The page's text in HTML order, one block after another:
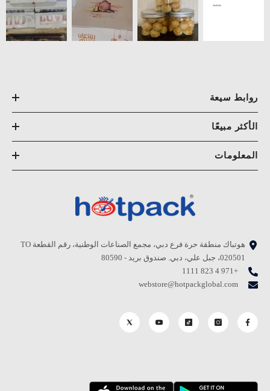
روابط سيعة
الأكثر مبيعًا
المعلومات
هوتباك منطقة حرة فرع دبي، مجمع الصناعات الوطنية، رقم القطعة TO
020501، جبل علي، دبي. صندوق بريد - 80590
+971 4 823 1111
webstore@hotpackglobal.com